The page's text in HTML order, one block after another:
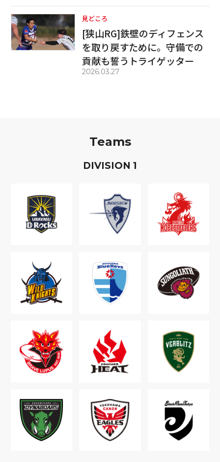
見どころ
[狭山RG]鉄壁のディフェンス
を取り戻すために。守備での
貢献も誓うトライゲッター
2026.03.27
Teams
DIVISION 1